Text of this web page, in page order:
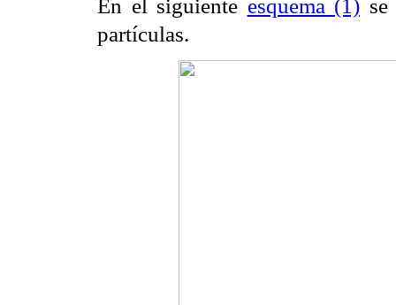
En el siguiente esquema (1)
partículas.